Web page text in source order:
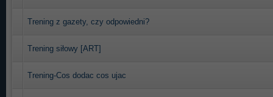
Trening z gazety, czy odpowiedni?
Trening siłowy [ART]
Trening-Cos dodac cos ujac